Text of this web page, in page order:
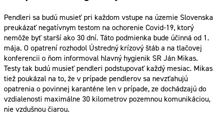
Pendleri sa budú musieť pri každom vstupe na územie Slovenska
preukázať negatívnym testom na ochorenie Covid-19, ktorý
nemôže byť starší ako 30 dní. Táto podmienka bude účinná od 1.
mája. O opatrení rozhodol Ústredný krízový štáb a na tlačovej
konferencii o ňom informoval hlavný hygienik SR Ján Mikas.
Testy tak budú musieť pendleri podstupovať každý mesiac. Mikas
tiež poukázal na to, že v prípade pendlerov sa nevzťahujú
opatrenia o povinnej karanténe len v prípade, ze dochádzajú do
vzdialenosti maximálne 30 kilometrov pozemnou komunikáciou,
nie vzdušnou čiarou.